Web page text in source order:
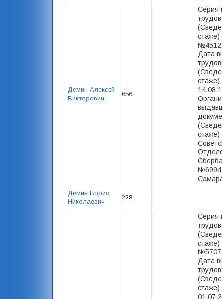
Демин Алексей
Викторович
656
Серия
стаже)
Дата
стаже)
стаже)
№6994
Демин Борис
Николаевич
228
Серия
стаже)
Дата
стаже)